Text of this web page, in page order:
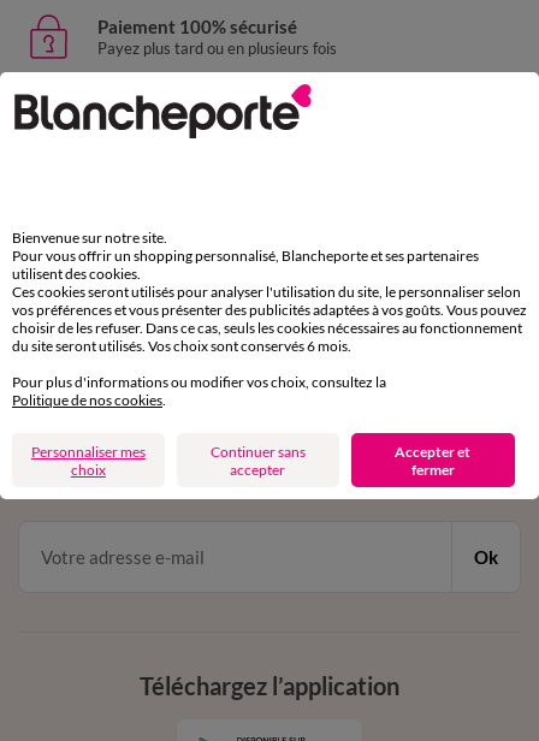
Paiement 100% sécurisé
Payez plus tard ou en plusieurs fois
Livraison express
domicile, relais, consignes automatiques
Service clients
par chat et par téléphone
de 8h00 à 20h00 du lundi au samedi
en vous inscrivant à la newsletter
dès 20€ d’achat
conditions dans votre email de confirmation
Ok
Téléchargez l’application
Bienvenue sur notre site.
Pour vous offrir un shopping personnalisé, Blancheporte et ses partenaires
utilisent des cookies.
Ces cookies seront utilisés pour analyser l'utilisation du site, le personnaliser selon
vos préférences et vous présenter des publicités adaptées à vos goûts. Vous pouvez
choisir de les refuser. Dans ce cas, seuls les cookies nécessaires au fonctionnement
du site seront utilisés. Vos choix sont conservés 6 mois.
Pour plus d'informations ou modifier vos choix, consultez la
Politique de nos cookies.
Personnaliser mes
choix
Continuer sans
accepter
Accepter et
fermer